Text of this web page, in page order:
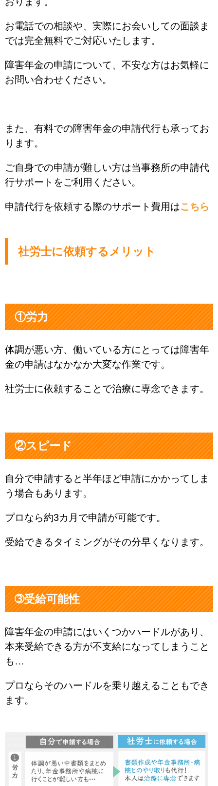
お電話での相談や、実際にお会いしての面談ま
では完全無料でご対応いたします。
障害年金の申請について、不安な方はお気軽に
お問い合わせください。
また、有料での障害年金の申請代行も承ってお
ります。
ご自身での申請が難しい方は当事務所の申請代
行サポートをご利用ください。
申請代行を依頼する際のサポート費用はこちら
社労士に依頼するメリット
①労力
体調が悪い方、働いている方にとっては障害年
金の申請はなかなか大変な作業です。
社労士に依頼することで治療に専念できます。
②スピード
自分で申請すると半年ほど申請にかかってしま
う場合もあります。
プロなら約3カ月で申請が可能です。
受給できるタイミングがその分早くなります。
➂受給可能性
障害年金の申請にはいくつかハードルがあり、
本来受給できる方が不支給になってしまうこと
も…
プロならそのハードルを乗り越えることもでき
ます。